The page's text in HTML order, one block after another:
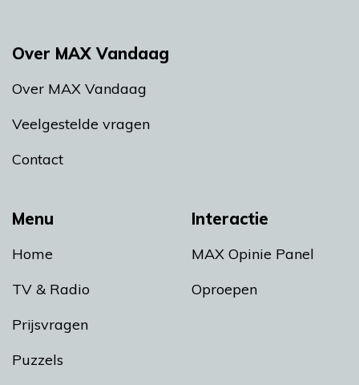
Menu
Home
TV & Radio
Prijsvragen
Puzzels
Interactie
MAX Opinie Panel
Oproepen
Over MAX Vandaag
Over MAX Vandaag
Veelgestelde vragen
Contact